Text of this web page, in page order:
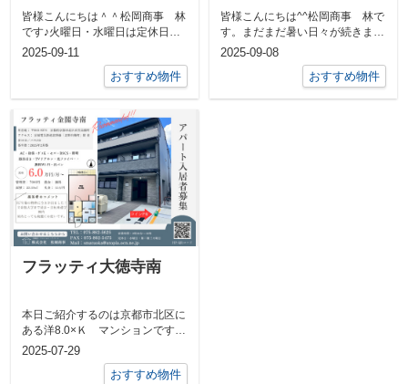
皆様こんにちは＾＾松岡商事 林
です♪火曜日・水曜日は定休日を
頂戴しておりました。定休日の間
2025-09-11
おすすめ物件
皆様こんにちは^^松岡商事 林で
す。まだまだ暑い日々が続きます
が、朝晩と少し秋の香りがしてき
2025-09-08
おすすめ物件
フラッティ大徳寺南
本日ご紹介するのは京都市北区に
ある洋8.0×Ｋ マンションです
R7年築の浅築で内観も綺麗で設
2025-07-29
おすすめ物件